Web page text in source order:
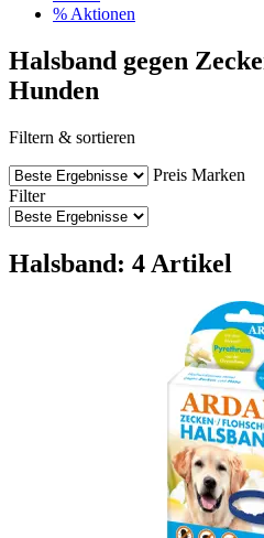
% Aktionen
Halsband gegen
Hunden
Filtern & sortieren
Preis Marken
Filter
Halsband: 4 Artikel